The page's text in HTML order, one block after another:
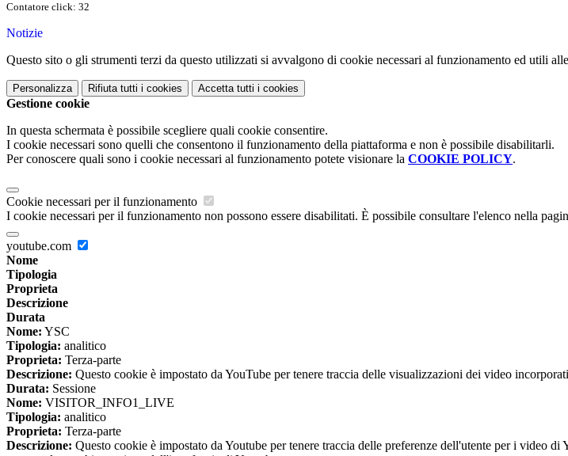
Contatore click: 32
Notizie
Questo sito o gli strumenti terzi da questo utilizzati si avvalgono di cookie necessari al funzionamento ed utili
Personalizza Rifiuta tutti i cookies Accetta tutti i cookies
Gestione cookie
In questa schermata è possibile scegliere quali cookie consentire.
I cookie necessari sono quelli che consentono il funzionamento della piattaforma e non è possibile disabilitarli.
Per conoscere quali sono i cookie necessari al funzionamento potete visionare la COOKIE POLICY.
Cookie necessari per il funzionamento
I cookie necessari per il funzionamento non possono essere disabilitati. È possibile consultare l'elenco nella
youtube.com
Nome
Tipologia
Proprieta
Descrizione
Durata
Nome: YSC
Tipologia: analitico
Proprieta: Terza-parte
Descrizione: Questo cookie è impostato da YouTube per tenere traccia delle visualizzazioni dei video
Durata: Sessione
Nome: VISITOR_INFO1_LIVE
Tipologia: analitico
Proprieta: Terza-parte
Descrizione: Questo cookie è impostato da Youtube per tenere traccia delle preferenze dell'utente per i video